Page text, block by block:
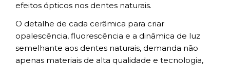
efeitos ópticos nos dentes naturais.
O detalhe de cada cerâmica para criar
opalescência, fluorescência e a dinâmica de luz
semelhante aos dentes naturais, demanda não
apenas materiais de alta qualidade e tecnologia,